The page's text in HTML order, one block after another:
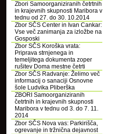
Zbori Samoorganiziranih četrtnih
in krajevnih skupnosti Maribora v
tednu od 27. do 30. 10.2014
Zbor SČS Center in Ivan Cankar:
Vse več zanimanja za izložbe na
Gosposki
Zbor SČS Koroška vrata:
Priprava strnjenega in
temeljitega dokumenta zoper
rušitev Doma mestne četrti
Zbor SČS Radvanje: Želimo več
informacij o sanaciji Osnovne
šole Ludvika Pliberška
ZBORI Samoorganiziranih
četrtnih in krajevnih skupnosti
Maribora v tednu od 3. do 7. 11.
2014
Zbor SČS Nova vas: Parkirišča,
ogrevanje in tržnična dejavnost